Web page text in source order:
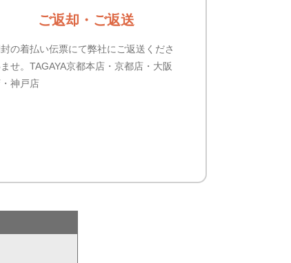
ご返却・ご返送
封の着払い伝票にて弊社にご返送くださ
せ。TAGAYA京都本店・京都店・大阪
・神戸店